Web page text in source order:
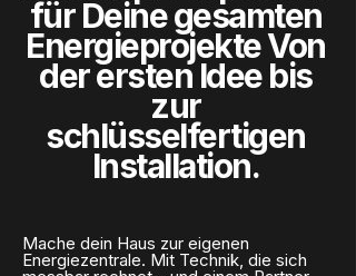
für Deine gesamten
Energieprojekte Von
der ersten Idee bis
zur
schlüsselfertigen
Installation.
Mache dein Haus zur eigenen
Energiezentrale. Mit Technik, die sich